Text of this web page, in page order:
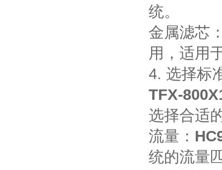
统。
金属滤芯
用，适用
4. 选择标
TFX-
选择合适
流量：
统的流量